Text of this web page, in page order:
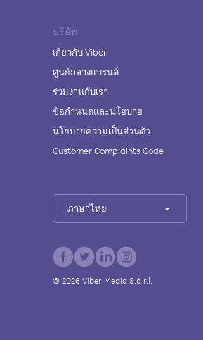
บริษัท
เกี่ยวกับ Viber
ศูนย์กลางแบรนด์
ร่วมงานกับเรา
ข้อกำหนดและนโยบาย
นโยบายความเป็นส่วนตัว
Customer Complaints Code
ภาษาไทย
© 2026Viber Media S.à r.l.